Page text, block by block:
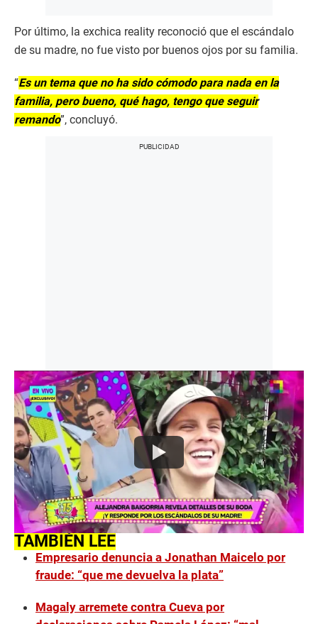
Por último, la exchica reality reconoció que el escándalo
de su madre, no fue visto por buenos ojos por su familia.
“Es un tema que no ha sido cómodo para nada en la
familia, pero bueno, qué hago, tengo que seguir
remando”, concluyó.
TAMBIÉN LEE
Empresario denuncia a Jonathan Maicelo por
fraude: “que me devuelva la plata”
Magaly arremete contra Cueva por